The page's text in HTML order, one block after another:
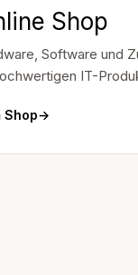
Shop
Software und
IT-
Shop→